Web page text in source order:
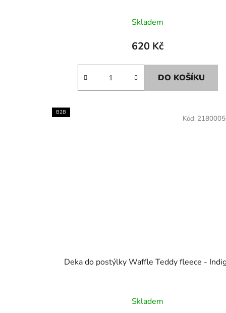
Skladem
620 Kč
DO KOŠÍKU
B2B
Deka do postýlky Waffle Teddy
Skladem
Kód: